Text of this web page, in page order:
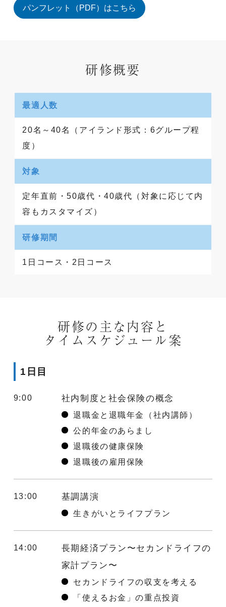
パンフレット（PDF）はこちら
研修概要
最適人数
20名～40名（アイランド形式：6グループ程
度）
対象
定年直前・50歳代・40歳代（対象に応じて内
容もカスタマイズ）
研修期間
1日コース・2日コース
研修の主な内容と
タイムスケジュール案
1日目
9:00 社内制度と社会保険の概念
退職金と退職年金（社内講師）
公的年金のあらまし
退職後の健康保険
退職後の雇用保険
13:00 基調講演
生きがいとライフプラン
14:00
長期経済プラン〜セカンドライフの
家計プラン〜
セカンドライフの収支を考える
「使えるお金」の重点投資